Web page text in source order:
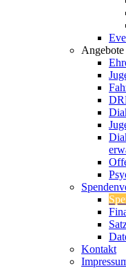
Kontakt